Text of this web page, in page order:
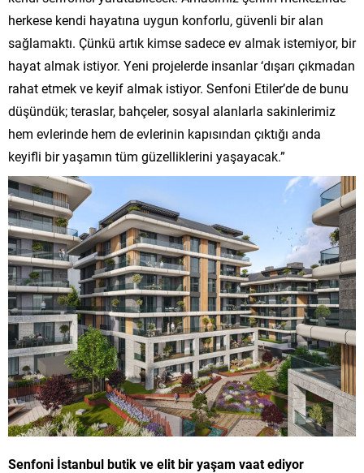
herkese kendi hayatına uygun konforlu, güvenli bir alan
sağlamaktı. Çünkü artık kimse sadece ev almak istemiyor, bir
hayat almak istiyor. Yeni projelerde insanlar ‘dışarı çıkmadan
rahat etmek ve keyif almak istiyor. Senfoni Etiler’de de bunu
düşündük; teraslar, bahçeler, sosyal alanlarla sakinlerimiz
hem evlerinde hem de evlerinin kapısından çıktığı anda
keyifli bir yaşamın tüm güzelliklerini yaşayacak.”
Senfoni İstanbul butik ve elit bir yaşam vaat ediyor